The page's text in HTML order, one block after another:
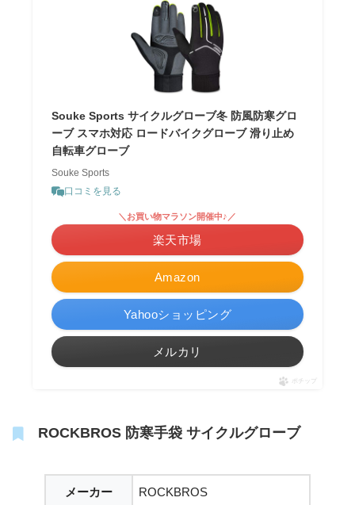
Souke Sports サイクルグローブ冬 防風防寒グロ
ーブ スマホ対応 ロードバイクグローブ 滑り止め
自転車グローブ
Souke Sports
口コミを見る
Amazon
＼お買い物マラソン開催中♪／
楽天市場
Yahooショッピング
メルカリ
ポチップ
ROCKBROS 防寒手袋 サイクルグローブ
メーカー ROCKBROS